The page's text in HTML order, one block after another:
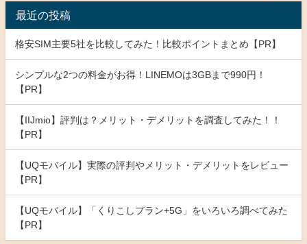
最近の投稿
格安SIM主要5社を比較してみた！比較ポイントまとめ【PR】
シンプルな2つの料金がお得！LINEMOは3GBまで990円！
【PR】
【IIJmio】評判は？メリット・デメリットを調査してみた！！
【PR】
【UQモバイル】実際の評判やメリット・デメリットをレビュー
【PR】
【UQモバイル】「くりこしプラン+5G」をいろいろ調べてみた
【PR】